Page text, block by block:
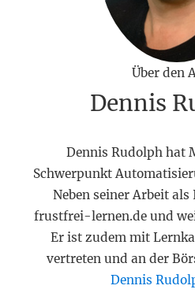
Über den
Dennis
Dennis Rudolph hat
Schwerpunkt
Neben seiner Arbeit
frustfrei-lernen.de und
Er ist zudem mit
vertreten und an der
Dennis